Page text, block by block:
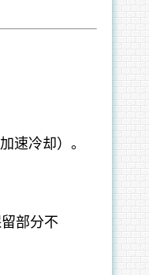
速冷却）。
部分不